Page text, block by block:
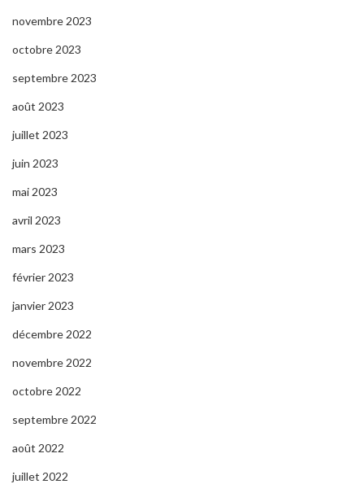
novembre 2023
octobre 2023
septembre 2023
août 2023
juillet 2023
juin 2023
mai 2023
avril 2023
mars 2023
février 2023
janvier 2023
décembre 2022
novembre 2022
octobre 2022
septembre 2022
août 2022
juillet 2022